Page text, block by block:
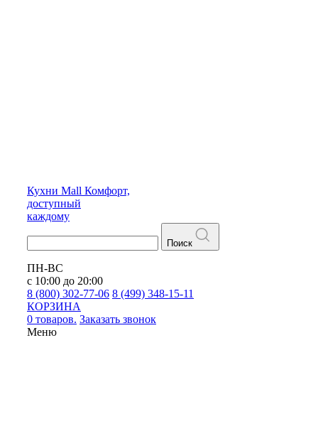
Кухни Mall Комфорт,
доступный
каждому
Поиск
ПН-ВС
с 10:00 до 20:00
8 (800) 302-77-06 8 (499) 348-15-11
КОРЗИНА
0 товаров. Заказать звонок
Меню